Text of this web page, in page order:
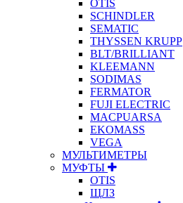
OTIS
SCHINDLER
SEMATIC
THYSSEN KRUPP
BLT/BRILLIANT
KLEEMANN
SODIMAS
FERMATOR
FUJI ELECTRIC
MACPUARSA
EKOMASS
VEGA
МУЛЬТИМЕТРЫ
МУФТЫ
OTIS
ЩЛЗ